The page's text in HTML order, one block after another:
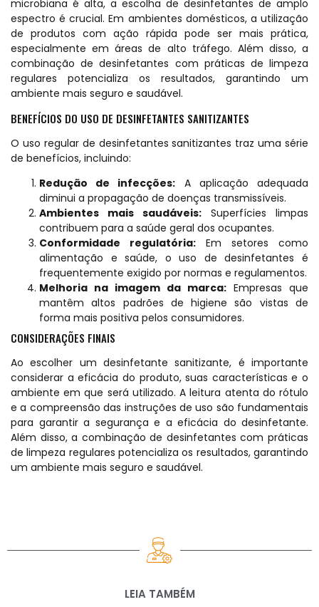
microbiana é alta, a escolha de desinfetantes de amplo
espectro é crucial. Em ambientes domésticos, a utilização
de produtos com ação rápida pode ser mais prática,
especialmente em áreas de alto tráfego. Além disso, a
combinação de desinfetantes com práticas de limpeza
regulares potencializa os resultados, garantindo um
ambiente mais seguro e saudável.
BENEFÍCIOS DO USO DE DESINFETANTES SANITIZANTES
O uso regular de desinfetantes sanitizantes traz uma série
de benefícios, incluindo:
Redução de infecções: A aplicação adequada
diminui a propagação de doenças transmissíveis.
Ambientes mais saudáveis: Superfícies limpas
contribuem para a saúde geral dos ocupantes.
Conformidade regulatória: Em setores como
alimentação e saúde, o uso de desinfetantes é
frequentemente exigido por normas e regulamentos.
Melhoria na imagem da marca: Empresas que
mantêm altos padrões de higiene são vistas de
forma mais positiva pelos consumidores.
CONSIDERAÇÕES FINAIS
Ao escolher um desinfetante sanitizante, é importante
considerar a eficácia do produto, suas características e o
ambiente em que será utilizado. A leitura atenta do rótulo
e a compreensão das instruções de uso são fundamentais
para garantir a segurança e a eficácia do desinfetante.
Além disso, a combinação de desinfetantes com práticas
de limpeza regulares potencializa os resultados, garantindo
um ambiente mais seguro e saudável.
LEIA TAMBÉM